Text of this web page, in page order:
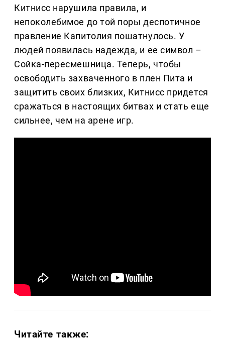
Китнисс нарушила правила, и
непоколебимое до той поры деспотичное
правление Капитолия пошатнулось. У
людей появилась надежда, и ее символ –
Сойка-пересмешница. Теперь, чтобы
освободить захваченного в плен Пита и
защитить своих близких, Китнисс придется
сражаться в настоящих битвах и стать еще
сильнее, чем на арене игр.
Читайте также: